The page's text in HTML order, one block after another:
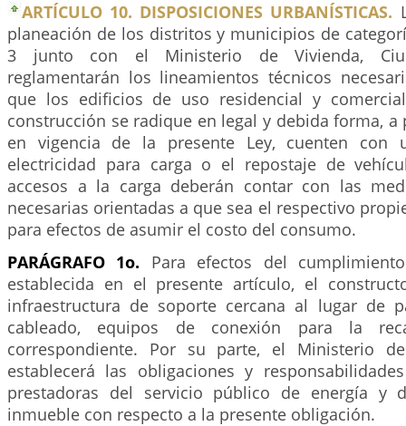
ARTÍCULO 10. DISPOSICIONES URBANÍSTICAS.
planeación de los distritos y municipios de
3 junto con el Ministerio de Vivienda,
reglamentarán los lineamientos técnicos
que los edificios de uso residencial y
construcción se radique en legal y debida forma,
en vigencia de la presente Ley, cuenten con
electricidad para carga o el repostaje de
accesos a la carga deberán contar con las
necesarias orientadas a que sea el respectivo
para efectos de asumir el costo del consumo.
PARÁGRAFO 1o. Para efectos del
establecida en el presente artículo, el
infraestructura de soporte cercana al lugar de
cableado, equipos de conexión para la
correspondiente. Por su parte, el Ministerio
establecerá las obligaciones y
prestadoras del servicio público de energía y
inmueble con respecto a la presente obligación.